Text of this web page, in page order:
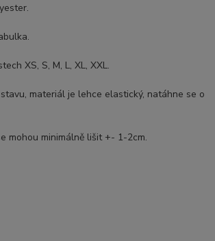
XS, S, M, L, XL, XXL.
materiál je lehce elastický, natáhne se o
mohou minimálně lišit +- 1-2cm.